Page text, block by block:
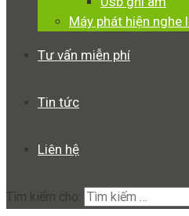
Máy phát hiện nghe
Tư vấn miễn phí
Tin tức
Liên hệ
Tìm kiếm cho: